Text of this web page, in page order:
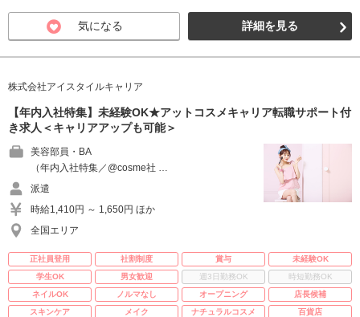
気になる 詳細を見る
株式会社アイスタイルキャリア
【年内入社特集】未経験OK★アットコスメキャリア転職サポート付
き求人＜キャリアアップも可能＞
美容部員・BA
（年内入社特集／@cosme社 …
派遣
時給1,410円 ～ 1,650円 ほか
全国エリア
正社員登用 社割制度 賞与
未経験OK
学生OK
男女歓迎 週3日勤務OK
時短勤務OK
ネイルOK
ノルマなし オープニング
店長候補
スキンケア
メイク ナチュラルコスメ 百貨店